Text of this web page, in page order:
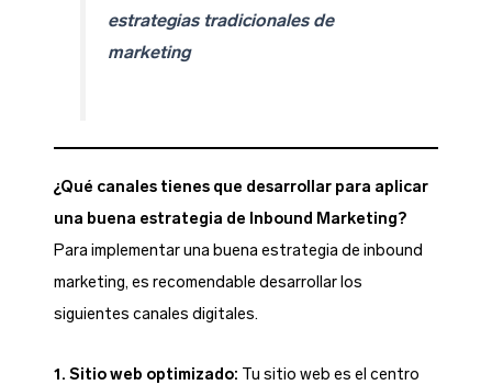
estrategias tradicionales de
marketing
¿Qué canales tienes que desarrollar para aplicar
una buena estrategia de Inbound Marketing?
Para implementar una buena estrategia de inbound
marketing, es recomendable desarrollar los
siguientes canales digitales.
1. Sitio web optimizado: Tu sitio web es el centro